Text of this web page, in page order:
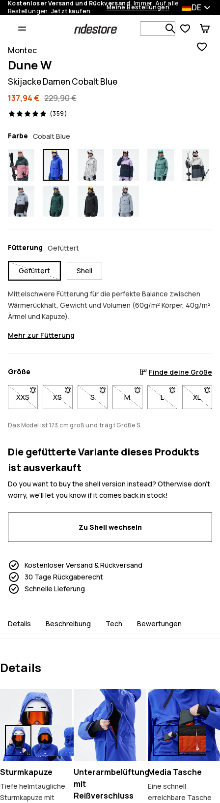
Kostenloser Versand und Rückversand. Immer. Auf alle
Bestellungen. Jetzt kaufen Meine Bestellungen DE
Montec
Dune W
Skijacke Damen Cobalt Blue
137,94 € 229,90 €
(359)
359 Reviews, 4.9/5
Farbe Cobalt Blue
Fütterung Gefüttert
Gefüttert Shell
Mittelschwere Fütterung für die perfekte Balance zwischen
Wärmerückhalt, Gewicht und Volumen (60g/m² Körper, 40g/m²
Ärmel und Kapuze).
Mehr zur Fütterung
Größe Finde deine Größe
XXS- Größe XXS nicht verfügbar. Klicke, um benachrichtigt zu
XS- Größe XS nicht verfügbar. Klicke, um
S- Größe S nicht verfügbar. Klicke, um
M- Größe M nicht verfügbar.
L- Größe L nicht
XL
-
Das Model ist 173 cm groß und trägt Größe S.
Die gefütterte Variante dieses Produkts
ist ausverkauft
Do you want to buy the shell version instead? Otherwise don't
worry, we'll let you know if it comes back in stock!
Zu Shell wechseln
Kostenloser Versand & Rückversand
30 Tage Rückgaberecht
Schnelle Lieferung
Details Beschreibung Tech Bewertungen
Details
Sturmkapuze
Tiefe helmtaugliche
Sturmkapuze mit
Unterarmbelüftung
mit
Reißverschluss
Media Tasche
Eine schnell
erreichbare Tasche